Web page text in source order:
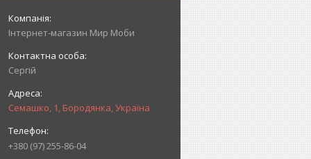
Інтернет-магазин Мир Моби
Сергій
Семашко, 1, Бородянка, Україна
+380 (97) 255-86-04